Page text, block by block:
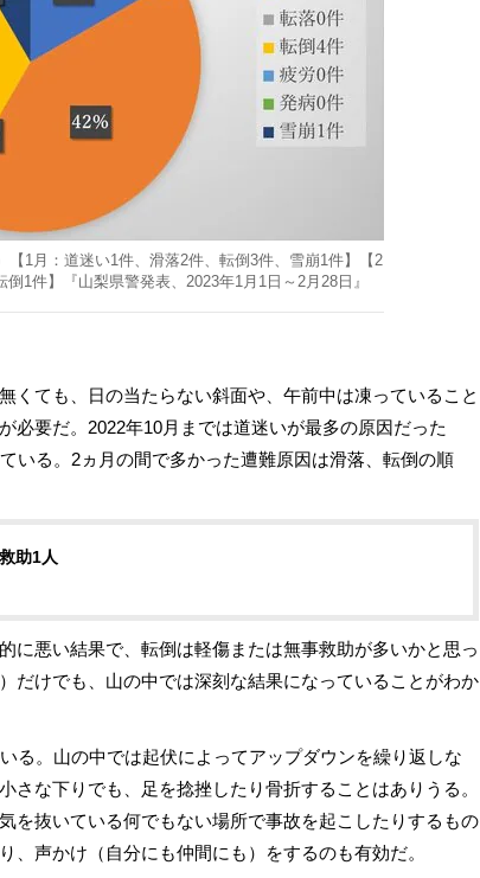
【1月：道迷い1件、滑落2件、転倒3件、雪崩1件】【2
1件】『山梨県警発表、2023年1月1日～2月28日』
くても、日の当たらない斜面や、午前中は凍っていること
必要だ。2022年10月までは道迷いが最多の原因だった
いる。2ヵ月の間で多かった遭難原因は滑落、転倒の順
助1人
に悪い結果で、転倒は軽傷または無事救助が多いかと思っ
だけでも、山の中では深刻な結果になっていることがわか
る。山の中では起伏によってアップダウンを繰り返しな
さな下りでも、足を捻挫したり骨折することはありうる。
を抜いている何でもない場所で事故を起こしたりするもの
、声かけ（自分にも仲間にも）をするのも有効だ。